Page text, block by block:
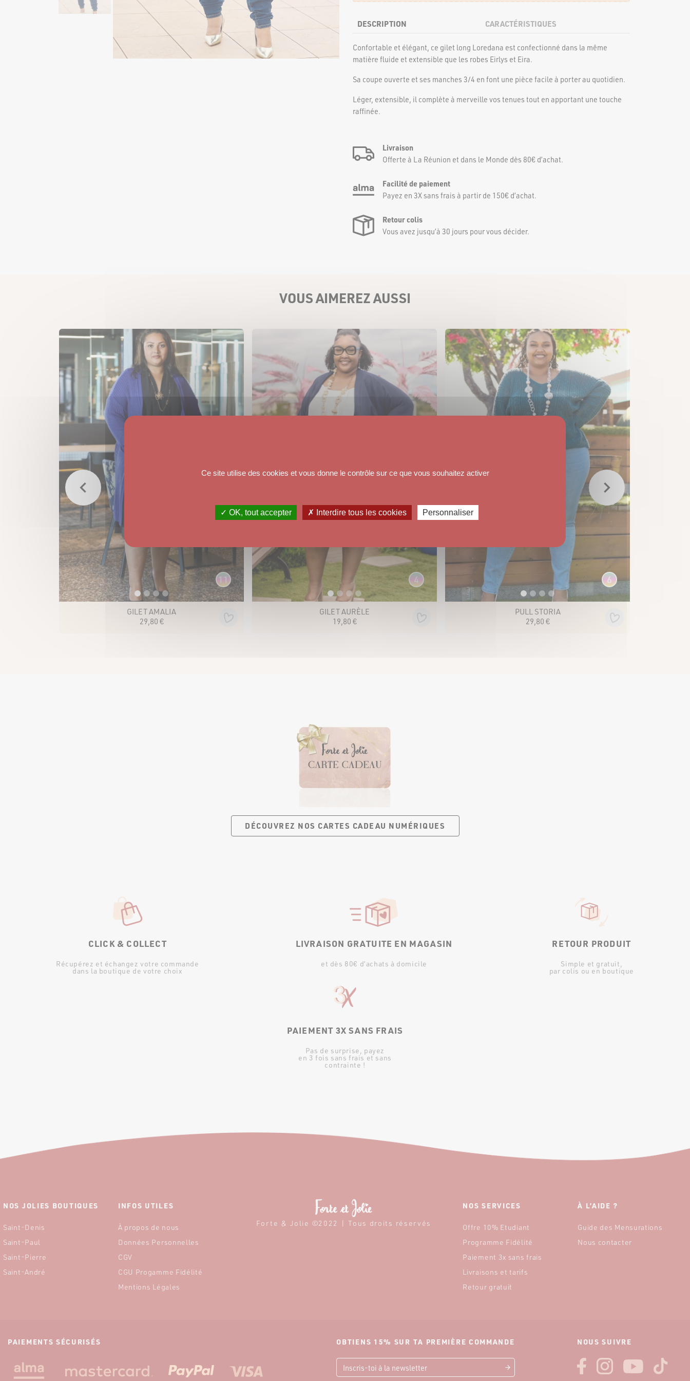
DESCRIPTION CARACTÉRISTIQUES
Confortable et élégant, ce gilet long Loredana est confectionné dans la même
matière fluide et extensible que les robes Eirlys et Eira.
Sa coupe ouverte et ses manches 3/4 en font une pièce facile à porter au quotidien.
Léger, extensible, il complète à merveille vos tenues tout en apportant une touche
raffinée.
Livraison
Offerte à La Réunion et dans le Monde dès 80€ d’achat.
Facilité de paiement
Payez en 3X sans frais à partir de 150€ d’achat.
Retour colis
Vous avez jusqu’à 30 jours pour vous décider.
VOUS AIMEREZ AUSSI
11
GILET AURÈLE
4
PULL STORIA
GILET SOLAL
DÉCOUVREZ NOS CARTES CADEAU NUMÉRIQUES
CLICK & COLLECT
Récupérez et échangez votre commande
dans la boutique de votre choix
LIVRAISON GRATUITE EN MAGASIN
et dès 80€ d’achats à domicile
RETOUR PRODUIT
Simple et gratuit,
par colis ou en boutique
PAIEMENT 3X SANS FRAIS
Pas de surprise, payez
en 3 fois sans frais et sans
contrainte !
NOS JOLIES BOUTIQUES
Saint-Denis
Saint-Paul
Saint-Pierre
Saint-André
INFOS UTILES
À propos de nous
Données Personnelles
CGV
CGU Progamme Fidélité
Mentions Légales
Forte & Jolie ©2022 | Tous droits réservés
NOS SERVICES
Offre 10% Etudiant
Programme Fidélité
Paiement 3x sans frais
Livraisons et tarifs
Retour gratuit
À L’AIDE ?
Guide des Mensurations
Nous contacter
PAIEMENTS SÉCURISÉS OBTIENS 15% SUR TA PREMIÈRE COMMANDE NOUS SUIVRE
Ce site utilise des cookies et vous donne le contrôle sur ce que vous souhaitez activer
✓ OK, tout accepter ✗ Interdire tous les cookies Personnaliser